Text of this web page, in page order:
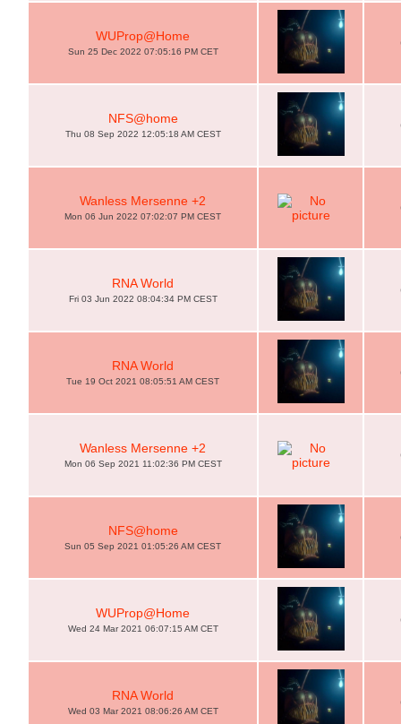
WUProp@Home
Sun 25 Dec 2022 07:05:16 PM CET
NFS@home
Thu 08 Sep 2022 12:05:18 AM CEST
Wanless Mersenne +2
Mon 06 Jun 2022 07:02:07 PM CEST
RNA World
Fri 03 Jun 2022 08:04:34 PM CEST
RNA World
Tue 19 Oct 2021 08:05:51 AM CEST
Wanless Mersenne +2
Mon 06 Sep 2021 11:02:36 PM CEST
NFS@home
Sun 05 Sep 2021 01:05:26 AM CEST
WUProp@Home
Wed 24 Mar 2021 06:07:15 AM CET
RNA World
Wed 03 Mar 2021 08:06:26 AM CET